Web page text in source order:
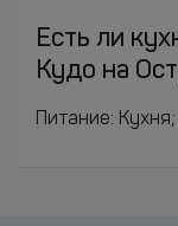
Есть ли
Кудо на
Питание: